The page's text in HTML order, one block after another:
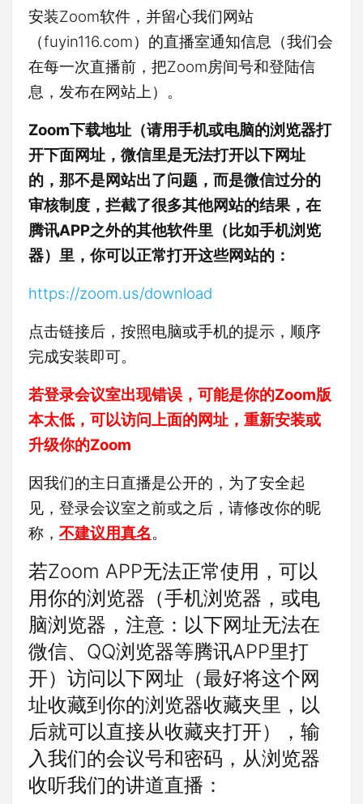
安装Zoom软件，并留心我们网站
（fuyin116.com）的直播室通知信息（我们会
在每一次直播前，把Zoom房间号和登陆信
息，发布在网站上）。
Zoom下载地址（请用手机或电脑的浏览器打
开下面网址，微信里是无法打开以下网址
的，那不是网站出了问题，而是微信过分的
审核制度，拦截了很多其他网站的结果，在
腾讯APP之外的其他软件里（比如手机浏览
器）里，你可以正常打开这些网站的：
https://zoom.us/download
点击链接后，按照电脑或手机的提示，顺序
完成安装即可。
若登录会议室出现错误，可能是你的Zoom版
本太低，可以访问上面的网址，重新安装或
升级你的Zoom
因我们的主日直播是公开的，为了安全起
见，登录会议室之前或之后，请修改你的昵
称， 不建议用真名。
若Zoom APP无法正常使用，可以
用你的浏览器（手机浏览器，或电
脑浏览器，注意：以下网址无法在
微信、QQ浏览器等腾讯APP里打
开）访问以下网址（最好将这个网
址收藏到你的浏览器收藏夹里，以
后就可以直接从收藏夹打开），输
入我们的会议号和密码，从浏览器
收听我们的讲道直播：